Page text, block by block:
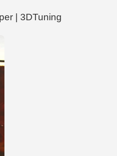
| 3DTuning